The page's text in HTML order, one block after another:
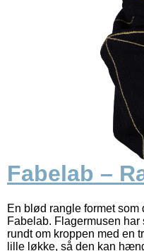
Fabelab –
En blød rangle formet
Fabelab. Flagermusen
rundt om kroppen med en
lille løkke, så den kan